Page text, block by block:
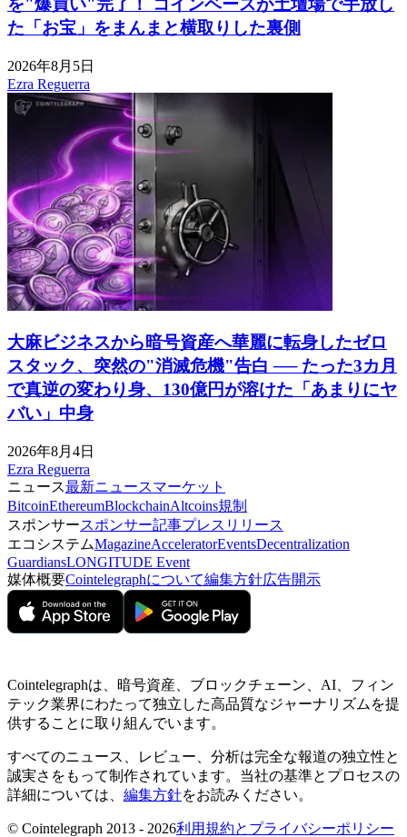
を"爆買い"完了！ コインベースが土壇場で手放し
た「お宝」をまんまと横取りした裏側
2026年8月5日
Ezra Reguerra
大麻ビジネスから暗号資産へ華麗に転身したゼロ
スタック、突然の"消滅危機"告白 ── たった3カ月
で真逆の変わり身、130億円が溶けた「あまりにヤ
バい」中身
2026年8月4日
Ezra Reguerra
ニュース最新ニュースマーケット
BitcoinEthereumBlockchainAltcoins規制
スポンサースポンサー記事プレスリリース
エコシステムMagazineAcceleratorEventsDecentralization
GuardiansLONGITUDE Event
媒体概要Cointelegraphについて編集方針広告開示
Cointelegraphは、暗号資産、ブロックチェーン、AI、フィン
テック業界にわたって独立した高品質なジャーナリズムを提
供することに取り組んでいます。
すべてのニュース、レビュー、分析は完全な報道の独立性と
誠実さをもって制作されています。当社の基準とプロセスの
詳細については、 編集方針をお読みください。
© Cointelegraph 2013 - 2026利用規約とプライバシーポリシー